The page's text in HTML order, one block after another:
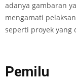
adanya gambaran
mengamati
seperti proyek yang
Pemilu